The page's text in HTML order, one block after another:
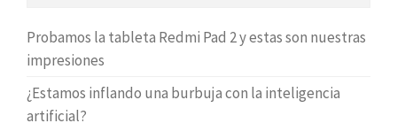
Probamos la tableta Redmi Pad 2 y estas son nuestras
impresiones
¿Estamos inflando una burbuja con la inteligencia
artificial?